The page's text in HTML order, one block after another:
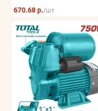
670.68 р./шт